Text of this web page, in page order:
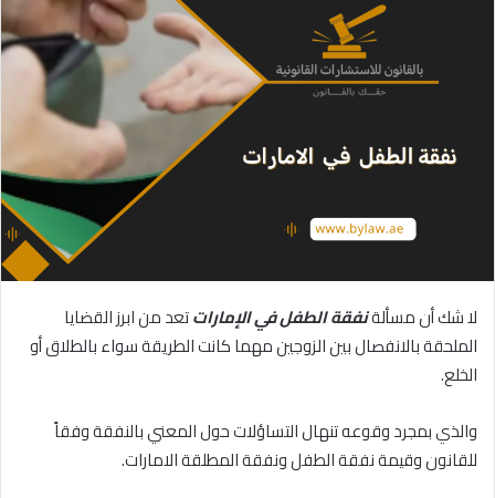
لا شك أن مسألةنفقة الطفل في الإماراتتعد من ابرز القضايا
الملحقة بالانفصال بين الزوجين مهما كانت الطريقة سواء بالطلاق أو
الخلع.
والذي بمجرد وقوعه تنهال التساؤلات حول المعني بالنفقة وفقاً
للقانون وقيمة نفقة الطفل ونفقة المطلقة الامارات.